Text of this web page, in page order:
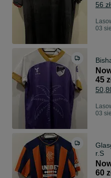
56
03
45
03
r.S
60